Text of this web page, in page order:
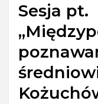
Sesja pt.